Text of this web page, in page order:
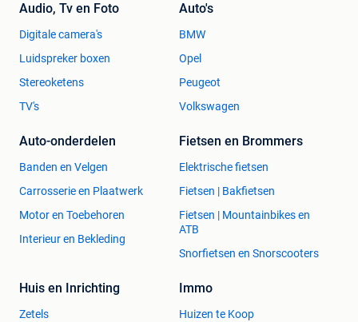
Audio, Tv en Foto
Digitale camera's
Luidspreker boxen
Stereoketens
TV's
Auto's
BMW
Opel
Peugeot
Volkswagen
Auto-onderdelen
Banden en Velgen
Carrosserie en Plaatwerk
Motor en Toebehoren
Interieur en Bekleding
Fietsen en Brommers
Elektrische fietsen
Fietsen | Bakfietsen
Fietsen | Mountainbikes en
ATB
Snorfietsen en Snorscooters
Huis en Inrichting
Zetels
Immo
Huizen te Koop